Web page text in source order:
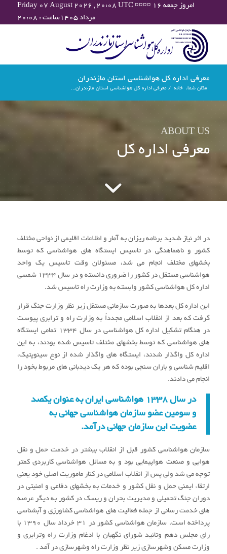
Friday 07 August 2026 , 20:08 UTC ¤¤¤¤ امروز جمعه ۱۶
مرداد ۱۴۰۵ساعت : ۲۰:۰۸
معرفی اداره کل هواشناسی استان مازندران
مکان شما: خانه / معرفی اداره کل هواشناسی استان مازندران...
ABOUT US
معرفی اداره کل
در اثر نیاز شدید برنامه ریزان به آمار و اطلاعات اقلیمی از نواحی مختلف
کشور و ناهماهنگی در تاسیس ایستگاه های هواشناسی که توسط
بخشهای مختلف انجام می شد، مسئولان وقت تاسیس یک واحد
هواشناسی مستقل در کشور را ضروری دانسته و در سال 1334 شمسی
اداره کل هواشناسی کشور وابسته به وزارت راه تاسیس شد.
این اداره کل بعدها به صورت سازمانی مستقل زیر نظر وزارت جنگ قرار
گرفت که بعد از انقلاب اسلامی مجدداً به وزارت راه و ترابری پیوست
در هنگام تشکیل اداره کل هواشناسی در سال 1334 تمامی ایستگاه
های هواشناسی که توسط بخشهای مختلف تاسیس شده بودند، به این
اداره کل واگذار شدند، ایستگاه های واگذار شده از نوع سینوپتیک،
اقلیم شناسی و باران سنجی بوده که هر یک دیدبانی های مربوط بخود را
انجام می دادند.
در سال 1338 هواشناسی ایران به عنوان یکصد
و سومین عضو سازمان هواشناسی جهانی به
عضویت این سازمان جهانی درآمد.
سازمان هواشناسی کشور قبل از انقلاب بیشتر در خدمت حمل و نقل
هوایی و صنعت هواپیمایی بود و به مسائل هواشناسی کاربردی کمتر
توجه می شد ولی پس از انقلاب اسلامی در کنار ماموریت اصلی خود یعنی
ارتقاء ایمنی حمل و نقل کشور و خدمات به بخشهای دفاعی و امنیتی در
دوران جنگ تحمیلی و مدیریت بحران و ریسک در کشور به دیگر عرصه
های خدمت رسانی از جمله فعالیت های هواشناسی کشاورزی و آبشناسی
پرداخته است. سازمان هواشناسی کشور در 31 خرداد سال 1390 با
رای مجلس دهم وتائید شورای نگهبان با ادغام وزارت راه وترابری و
وزارت مسکن وشهرسازی زیر نظر وزارت راه وشهرسازی در آمد .